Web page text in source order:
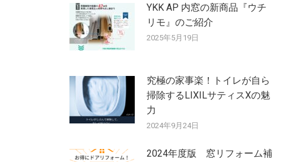
ー
シ
ン
YKK AP 内窓の新商品『ウチ
リモ』のご紹介
2025年5月19日
究極の家事楽！トイレが自ら
掃除するLIXILサティスXの魅
力
2024年9月24日
2024年度版 窓リフォーム補